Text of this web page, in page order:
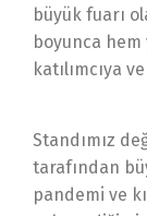
büyük fuarı
boyunca
katılımcıya
Standımız
tarafından
pandemi ve